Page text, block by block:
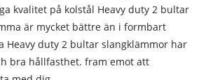
kvalitet på kolstål Heavy duty 2 bultar
är mycket bättre än i formbart
Heavy duty 2 bultar slangklämmor har
bra hållfasthet. fram emot att